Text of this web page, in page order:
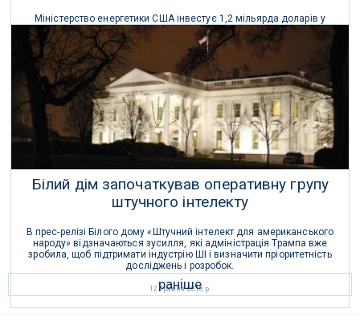
Міністерство енергетики США інвестує 1,2 мільярда доларів у
будівництво двох установок прямого уловлювання повітря, які
видалятимуть вуглець з атмосфери.
13 Серпня 2023 р.
Білий дім започаткував оперативну групу
штучного інтелекту
В прес-релізі Білого дому «Штучний інтелект для американського
народу» відзначаються зусилля, які адміністрація Трампа вже
зробила, щоб підтримати індустрію ШІ і визначити пріоритетність
досліджень і розробок.
12 Травня 2018 р.
раніше